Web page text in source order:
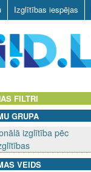
Izglītības iespējas
FILTRI
GRUPA
izglītība pēc
VEIDS